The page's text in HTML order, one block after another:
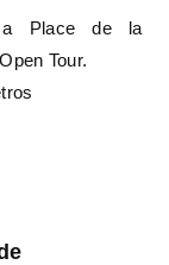
a Place de la
Tour.